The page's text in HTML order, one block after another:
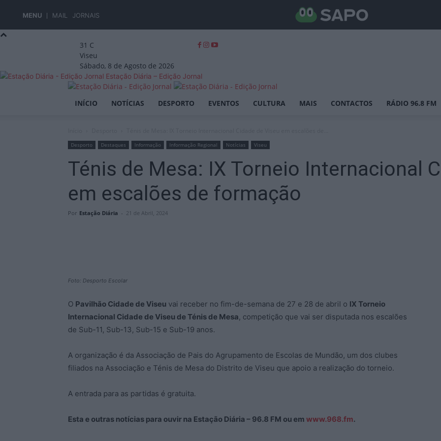
MENU MAIL JORNAIS
31 C
Viseu
Sábado, 8 de Agosto de 2026
Estação Diária – Edição Jornal
INÍCIO NOTÍCIAS DESPORTO EVENTOS CULTURA MAIS CONTACTOS RÁDIO 96.8 FM
Desporto Destaques Informação Informação Regional Notícias Viseu
Ténis de Mesa: IX Torneio Internacional
em escalões de formação
Por Estação Diária - 21 de Abril, 2024
Foto: Desporto Escolar
O Pavilhão Cidade de Viseu vai receber no fim-de-semana de 27 e 28 de abril o IX Torneio
Internacional Cidade de Viseu de Ténis de Mesa, competição que vai ser disputada nos escalões
de Sub-11, Sub-13, Sub-15 e Sub-19 anos.
A organização é da Associação de Pais do Agrupamento de Escolas de Mundão, um dos clubes
filiados na Associação e Ténis de Mesa do Distrito de Viseu que apoio a realização do torneio.
A entrada para as partidas é gratuita.
Esta e outras notícias para ouvir na Estação Diária – 96.8 FM ou em www.968.fm.